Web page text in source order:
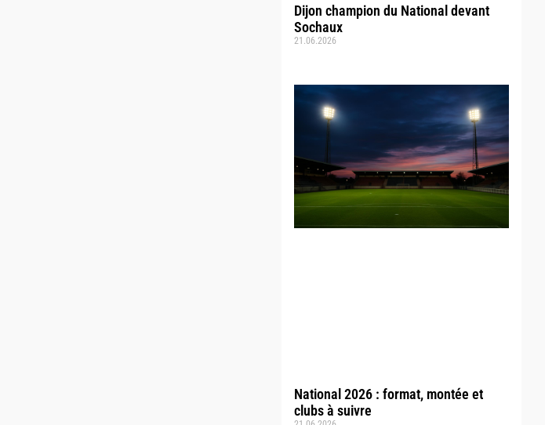
Dijon champion du National devant
Sochaux
21.06.2026
National 2026 : format, montée et
clubs à suivre